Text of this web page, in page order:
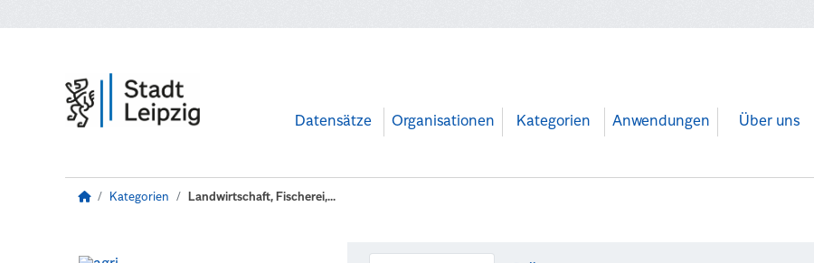
Datensätze Organisationen Kategorien Anwendungen Über uns
Kategorien Landwirtschaft, Fischerei,...